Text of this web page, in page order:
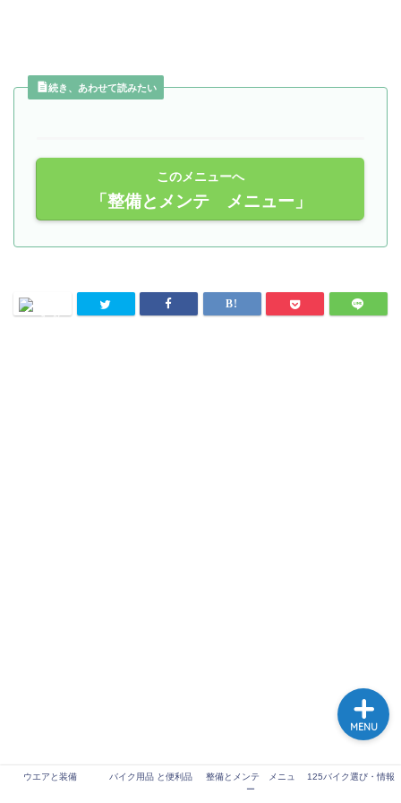
続き、あわせて読みたい
このメニューへ
「整備とメンテ メニュー」
ウエアと装備 バイク用品 と便利品
整備とメンテ メニュ
ー
125バイク選び・情報
MENU